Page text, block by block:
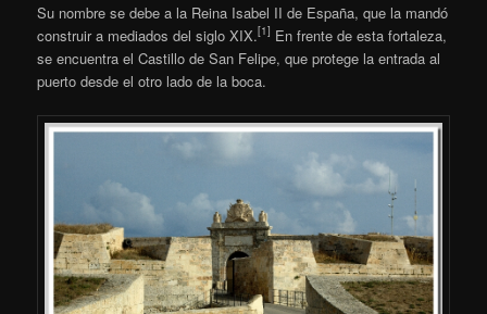
Su nombre se debe a la Reina Isabel II de España, que la mandó
construir a mediados del siglo XIX.[1] En frente de esta fortaleza,
se encuentra el Castillo de San Felipe, que protege la entrada al
puerto desde el otro lado de la boca.